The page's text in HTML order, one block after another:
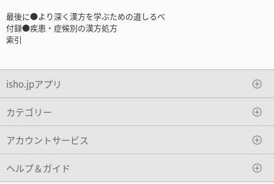
最後に●より深く漢方を学ぶための道しるべ
付録●疾患・症候別の漢方処方
索引
isho.jpアプリ
カテゴリー
アカウントサービス
ヘルプ＆ガイド